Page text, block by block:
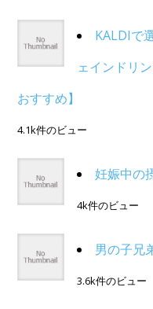
KALDIで
ェインドリ
おすすめ】
4.1k件のビュー
妊娠中の
4k件のビュー
男の子兄
3.6k件のビュー